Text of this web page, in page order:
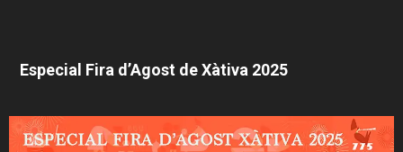
Especial Fira d’Agost de Xàtiva 2025